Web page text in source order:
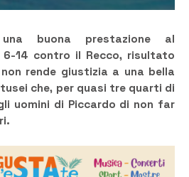
una buona prestazione al
6-14 contro il Recco, risultato
rende giustizia a una bella
che, per quasi tre quarti di
uomini di Piccardo di non far